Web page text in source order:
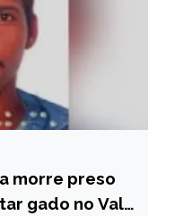
morre preso
gado no Vale